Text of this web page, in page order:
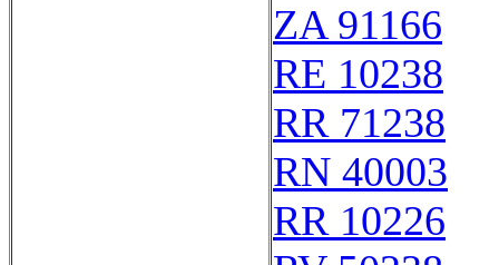
ZA 91166
RE 10238
RR 71238
RN 40003
RR 10226